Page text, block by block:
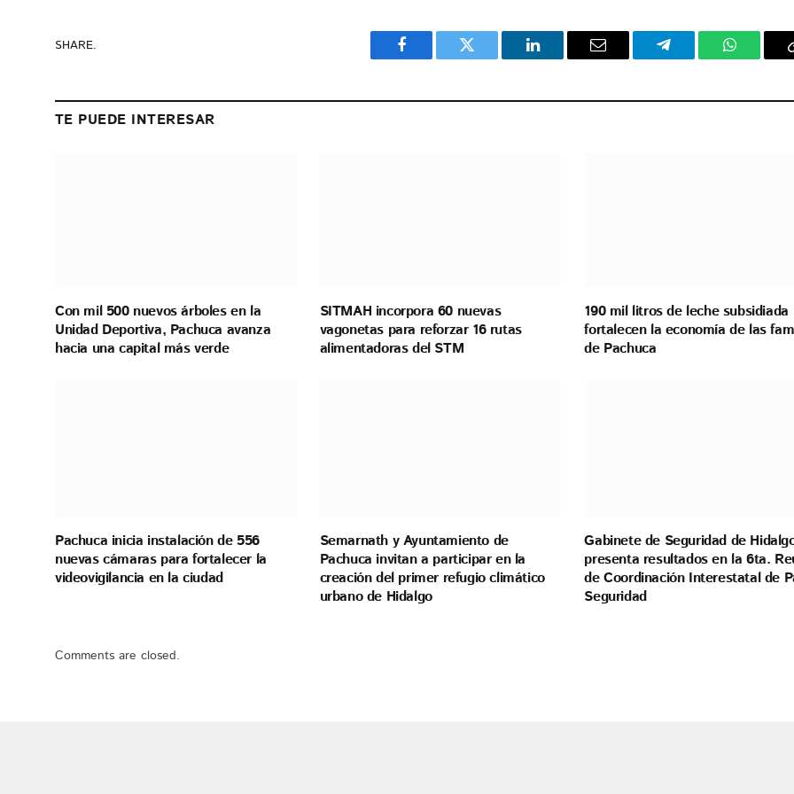
SHARE.
Facebook Twitter LinkedIn Email Telegram
TE PUEDE INTERESAR
Con mil 500 nuevos árboles en la
Unidad Deportiva, Pachuca avanza
hacia una capital más verde
SITMAH incorpora 60 nuevas
vagonetas para reforzar 16 rutas
alimentadoras del STM
190 mil litros de leche subsidiada
fortalecen la economía de las
de Pachuca
Pachuca inicia instalación de 556
nuevas cámaras para fortalecer la
videovigilancia en la ciudad
Semarnath y Ayuntamiento de
Pachuca invitan a participar en la
creación del primer refugio climático
urbano de Hidalgo
Gabinete de Seguridad de
presenta resultados en la 6ta.
de Coordinación Interestatal de
Seguridad
Comments are closed.